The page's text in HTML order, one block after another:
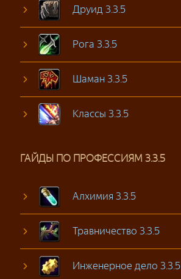
Друид 3.3.5
Рога 3.3.5
Шаман 3.3.5
Классы 3.3.5
ГАЙДЫ ПО ПРОФЕССИЯМ 3.3.5
Алхимия 3.3.5
Травничество 3.3.5
Инженерное дело 3.3.5